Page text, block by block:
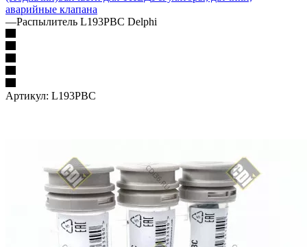
аварийные клапана
—Распылитель L193PBC Delphi
Артикул: L193PBC